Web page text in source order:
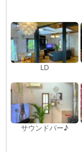
LD
サウンドバー♪